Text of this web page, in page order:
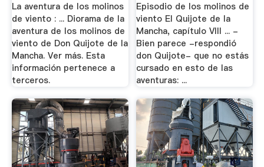
La aventura de los molinos
de viento : ... Diorama de la
aventura de los molinos de
viento de Don Quijote de la
Mancha. Ver más. Esta
información pertenece a
terceros.
Episodio de los molinos de
viento El Quijote de la
Mancha, capítulo VIII ... -
Bien parece -respondió
don Quijote- que no estás
cursado en esto de las
aventuras: ...